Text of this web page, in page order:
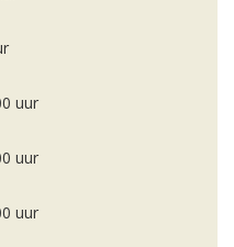
uur
uur
uur